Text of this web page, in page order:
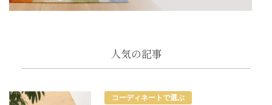
人気の記事
コーディネートで選ぶ